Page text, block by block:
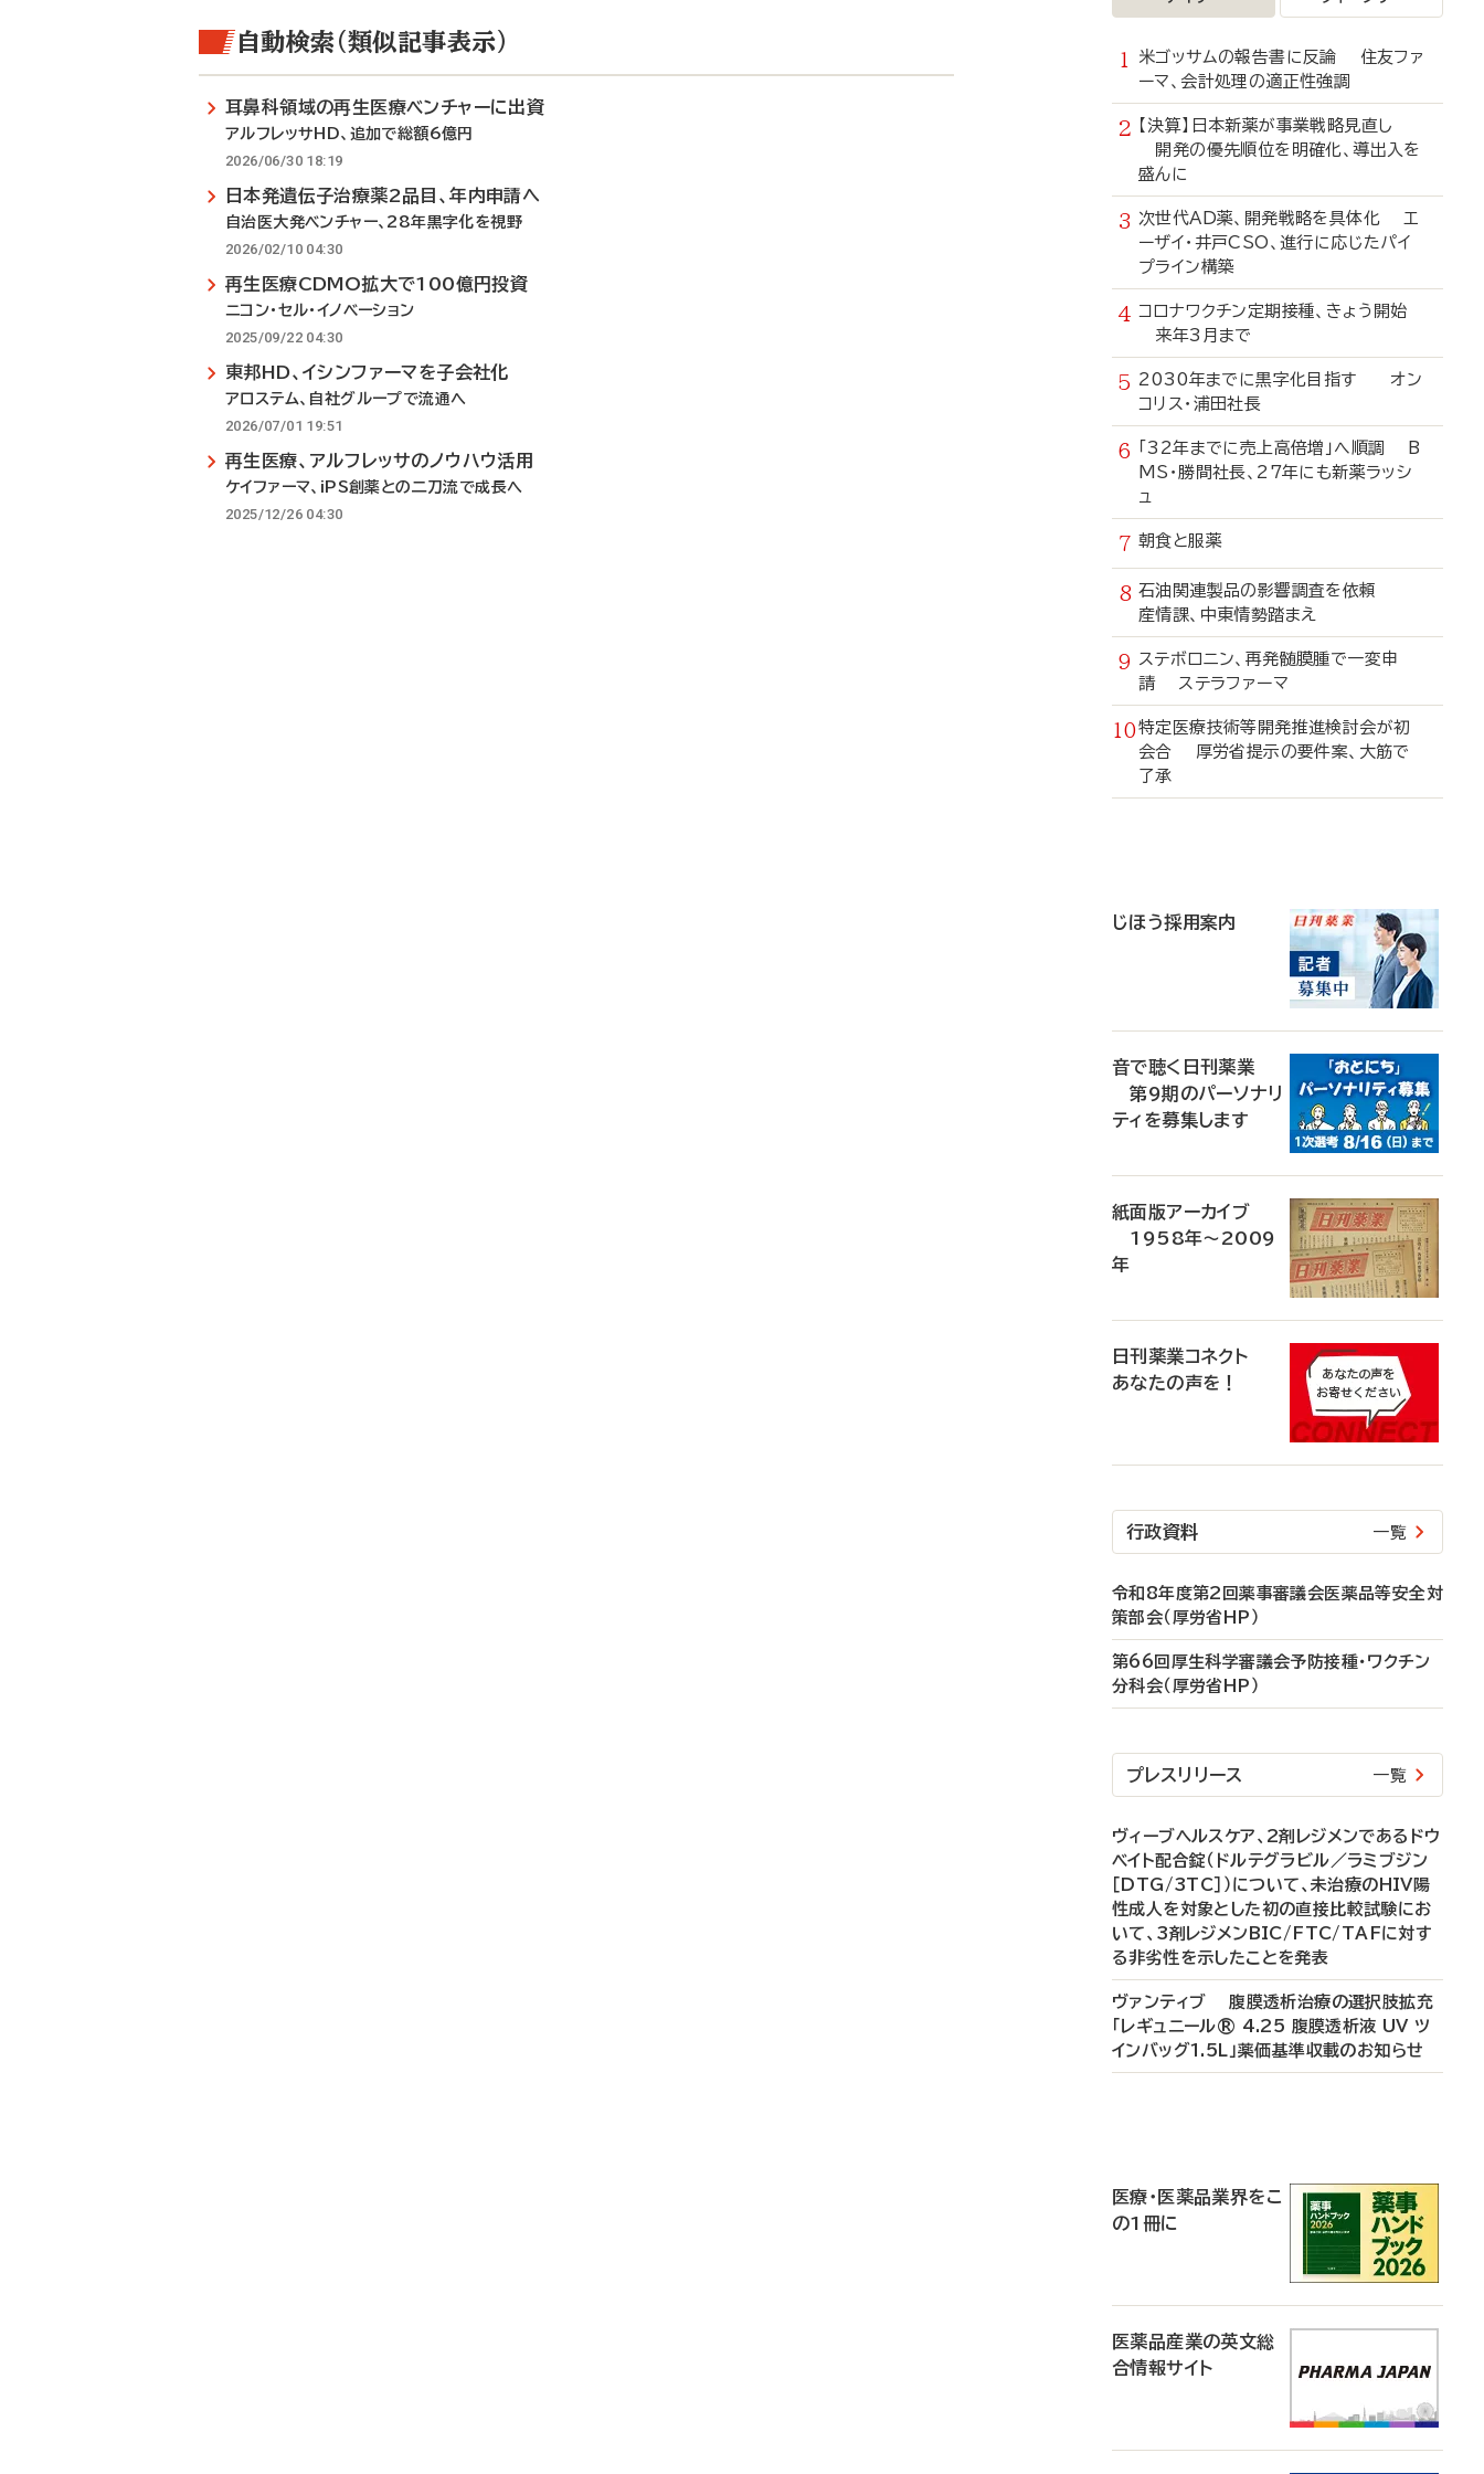
自動検索（類似記事表示）
耳鼻科領域の再生医療ベンチャーに出資
アルフレッサHD、追加で総額6億円
2026/06/30 18:19
日本発遺伝子治療薬2品目、年内申請へ
自治医大発ベンチャー、28年黒字化を視野
2026/02/10 04:30
再生医療CDMO拡大で100億円投資
ニコン・セル・イノベーション
2025/09/22 04:30
東邦HD、イシンファーマを子会社化
アロステム、自社グループで流通へ
2026/07/01 19:51
再生医療、アルフレッサのノウハウ活用
ケイファーマ、iPS創薬との二刀流で成長へ
2025/12/26 04:30
米ゴッサムの報告書に反論 住友ファ
ーマ、会計処理の適正性強調
【決算】日本新薬が事業戦略見直し
開発の優先順位を明確化、導出入を
盛んに
次世代AD薬、開発戦略を具体化 エ
ーザイ・井戸CSO、進行に応じたパイ
プライン構築
コロナワクチン定期接種、きょう開始
来年3月まで
2030年までに黒字化目指す オン
コリス・浦田社長
「32年までに売上高倍増」へ順調 B
MS・勝間社長、27年にも新薬ラッシ
ュ
朝食と服薬
石油関連製品の影響調査を依頼
産情課、中東情勢踏まえ
ステボロニン、再発髄膜腫で一変申
請 ステラファーマ
特定医療技術等開発推進検討会が初
会合 厚労省提示の要件案、大筋で
了承
じほう採用案内
音で聴く日刊薬業
第9期のパーソナリ
ティを募集します
紙面版アーカイブ
1958年～2009
年
日刊薬業コネクト
あなたの声を！
行政資料 一覧
令和8年度第2回薬事審議会医薬品等安全対
策部会（厚労省HP）
第66回厚生科学審議会予防接種・ワクチン
分科会（厚労省HP）
プレスリリース 一覧
ヴィーブヘルスケア、2剤レジメンであるドウ
ベイト配合錠（ドルテグラビル／ラミブジン
［DTG/3TC］）について、未治療のHIV陽
性成人を対象とした初の直接比較試験にお
いて、3剤レジメンBIC/FTC/TAFに対す
る非劣性を示したことを発表
ヴァンティブ 腹膜透析治療の選択肢拡充
「レギュニール® 4.25 腹膜透析液 UV ツ
インバッグ1.5L」薬価基準収載のお知らせ
医療・医薬品業界をこ
の1冊に
医薬品産業の英文総
合情報サイト